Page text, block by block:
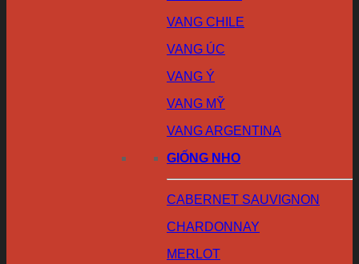
VANG CHILE
VANG ÚC
VANG Ý
VANG MỸ
VANG ARGENTINA
GIỐNG NHO
CABERNET SAUVIGNON
CHARDONNAY
MERLOT